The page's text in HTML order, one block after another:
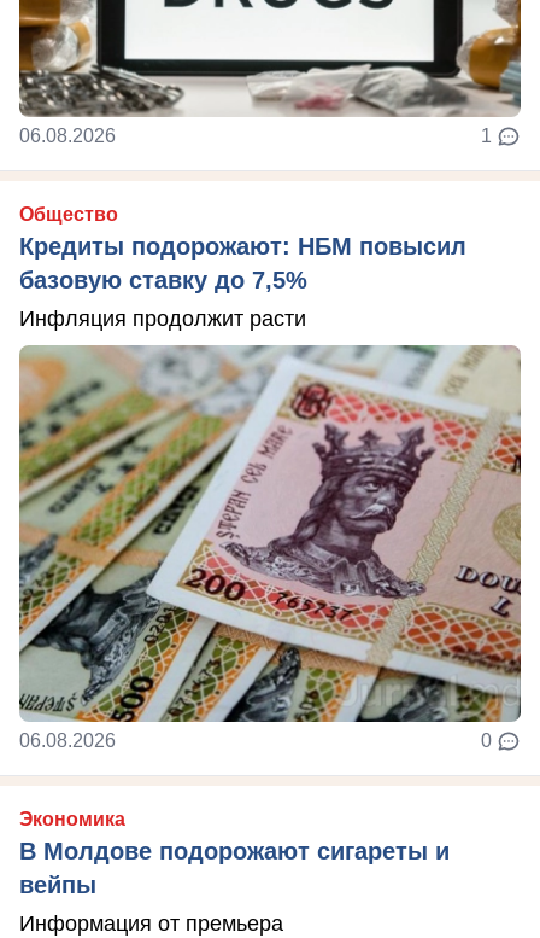
06.08.2026 1
Общество
Кредиты подорожают: НБМ повысил
базовую ставку до 7,5%
Инфляция продолжит расти
06.08.2026 0
Экономика
В Молдове подорожают сигареты и
вейпы
Информация от премьера